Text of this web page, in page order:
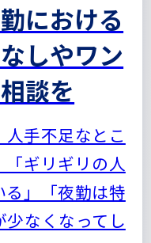
における
しやワン
談を
手不足なとこ
ギリギリの人
」「夜勤は特
なくなってし